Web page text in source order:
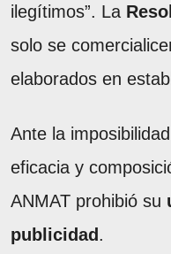
ilegítimos”. La
solo se
elaborados en
Ante la
eficacia y
ANMAT prohibió su
publicidad .